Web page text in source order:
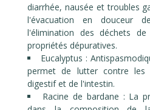
diarrhée, nausée et troubles
l'évacuation en douceur
l'élimination des déchets
propriétés dépuratives.
Eucalyptus :
permet de lutter contre les
digestif et de l'intestin.
Racine de bardane : La